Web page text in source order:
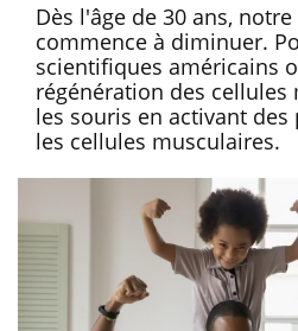
Dès l'âge de 30 ans,
commence à diminuer.
scientifiques américains
régénération des cellules
les souris en activant des
les cellules musculaires.